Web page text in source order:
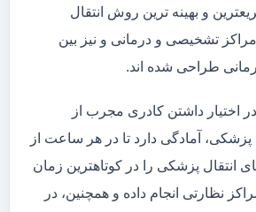
و بهینه ترین روش انتقال
تشخیصی و درمانی و نیز بین
طراحی شده اند.
در اختیار داشتن کادری مجرب از
پزشکی، آمادگی دارد تا در هر ساعت از
انتقال پزشکی را در کوتاهترین زمان
نظارتی انجام داده و همچنین، در